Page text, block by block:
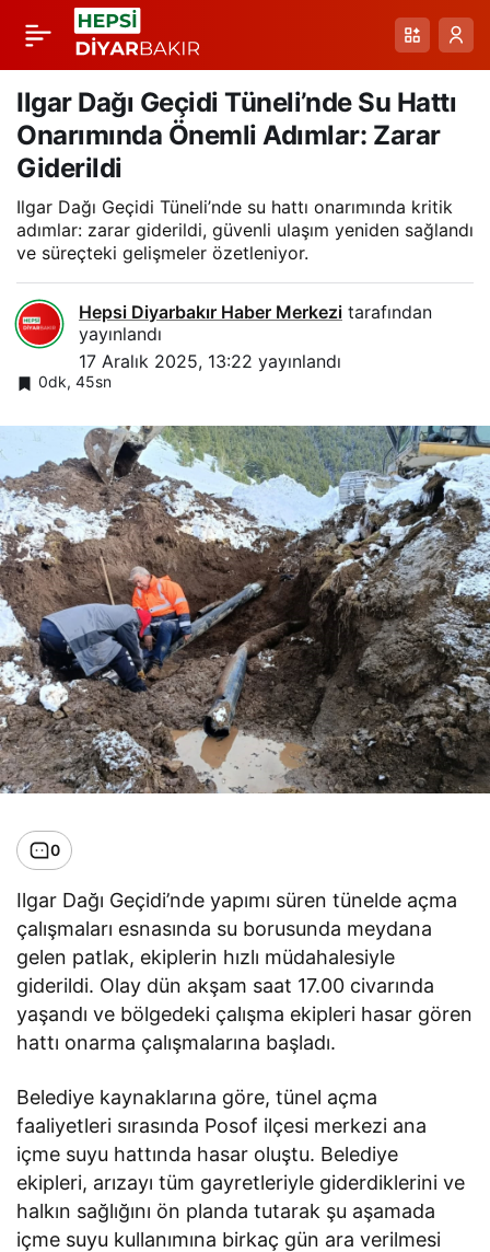
Ilgar Dağı Geçidi Tüneli’nde Su Hattı
Onarımında Önemli Adımlar: Zarar
Giderildi
Ilgar Dağı Geçidi Tüneli’nde su hattı onarımında kritik
adımlar: zarar giderildi, güvenli ulaşım yeniden sağlandı
ve süreçteki gelişmeler özetleniyor.
Hepsi Diyarbakır Haber Merkezi tarafından
yayınlandı
17 Aralık 2025, 13:22 yayınlandı
0dk, 45sn
0
Ilgar Dağı Geçidi’nde yapımı süren tünelde açma
çalışmaları esnasında su borusunda meydana
gelen patlak, ekiplerin hızlı müdahalesiyle
giderildi. Olay dün akşam saat 17.00 civarında
yaşandı ve bölgedeki çalışma ekipleri hasar gören
hattı onarma çalışmalarına başladı.
Belediye kaynaklarına göre, tünel açma
faaliyetleri sırasında Posof ilçesi merkezi ana
içme suyu hattında hasar oluştu. Belediye
ekipleri, arızayı tüm gayretleriyle giderdiklerini ve
halkın sağlığını ön planda tutarak şu aşamada
içme suyu kullanımına birkaç gün ara verilmesi
Hizan’da Kar Alarmı:
Bozpınar ve Üçlü
Mezrası’nda Koyun ve
Koyun Sürülerinin
Güvenli Yerlere
Taşınması
Paylaş